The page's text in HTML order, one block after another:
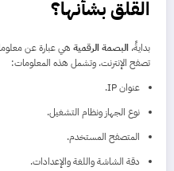
القلق بشأنها؟
بدايةً، البصمة الرقمية هي عبارة عن
تصفح الإنترنت. وتشمل هذه المعلومات:
عنوان IP.
نوع الجهاز ونظام التشغيل.
المتصفح المستخدم.
دقة الشاشة واللغة والإعدادات.